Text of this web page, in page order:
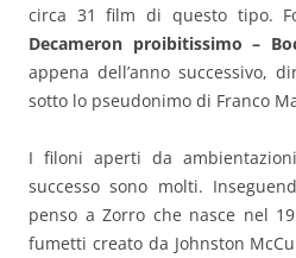
circa 31 film di questo tipo.
Decameron proibitissimo –
appena dell’anno successivo,
sotto lo pseudonimo di Franco
I filoni aperti da
successo sono molti.
penso a Zorro che nasce nel
fumetti creato da Johnston